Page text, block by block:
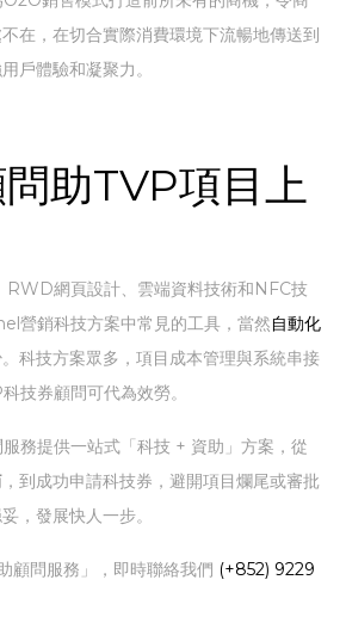
在，在切合實際消費環境下流暢地傳送到
戶體驗和凝聚力。
助TVP項目上
RWD網頁設計、雲端資料技術和NFC技
營銷科技方案中常見的工具，當然自動化
科技方案眾多，項目成本管理與系統串接
技券顧問可代為效勞。
務提供一站式「科技 + 資助」方案，從
，到成功申請科技券，避開項目爛尾或審批
，發展快人一步。
顧問服務」，即時聯絡我們 (+852) 9229